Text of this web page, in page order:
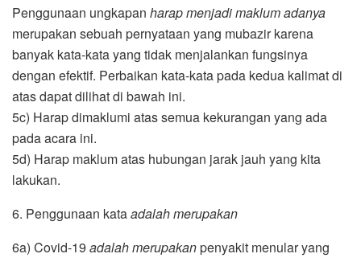
Penggunaan ungkapan harap menjadi maklum adanya
merupakan sebuah pernyataan yang mubazir karena
banyak kata-kata yang tidak menjalankan fungsinya
dengan efektif. Perbaikan kata-kata pada kedua kalimat di
atas dapat dilihat di bawah ini.
5c) Harap dimaklumi atas semua kekurangan yang ada
pada acara ini.
5d) Harap maklum atas hubungan jarak jauh yang kita
lakukan.
6. Penggunaan kataadalah merupakan
6a) Covid-19 adalah merupakanpenyakit menular yang